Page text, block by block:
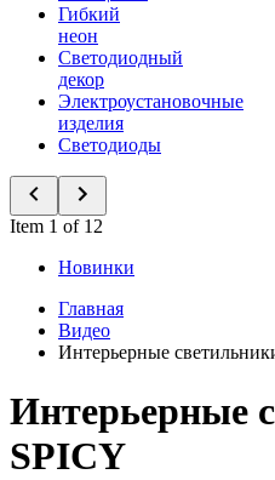
Гибкий
неон
Светодиодный
декор
Электроустановочные
изделия
Светодиоды
Item 1 of 12
Новинки
Главная
Видео
Интерьерные
Интерьерные
SPICY